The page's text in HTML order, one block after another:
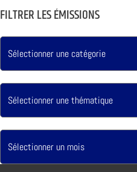
FILTRER LES ÉMISSIONS